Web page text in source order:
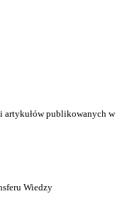
artykułów publikowanych w
Wiedzy